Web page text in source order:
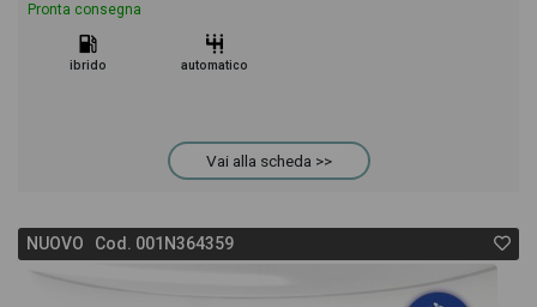
Pronta consegna
ibrido automatico
Vai alla scheda >>
NUOVO Cod. 001N364359